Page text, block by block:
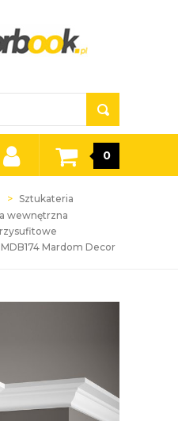
0
Sztukateria
wewnętrzna
Mardom Decor